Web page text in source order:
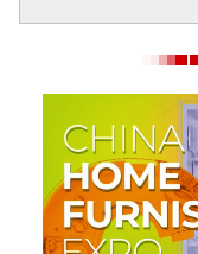
资料下载
集团展会
参展联络